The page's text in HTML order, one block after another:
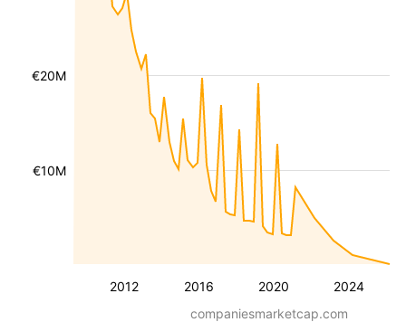
2012 2016 2020 2024
€10M
€20M
companiesmarketcap.com